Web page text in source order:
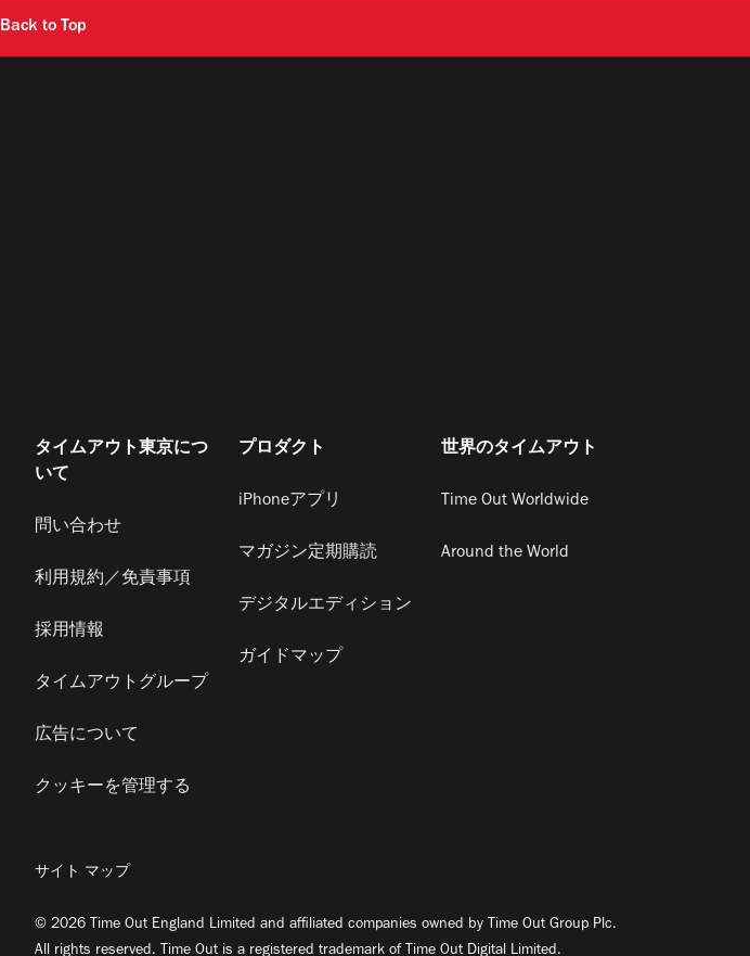
Back to Top
タイムアウト東京につ
いて
問い合わせ
利用規約／免責事項
採用情報
タイムアウトグループ
広告について
クッキーを管理する
プロダクト
iPhoneアプリ
マガジン定期購読
デジタルエディション
ガイドマップ
世界のタイムアウト
Time Out Worldwide
Around the World
サイト マップ
© 2026 Time Out England Limited and affiliated companies owned by Time Out Group Plc.
All rights reserved. Time Out is a registered trademark of Time Out Digital Limited.